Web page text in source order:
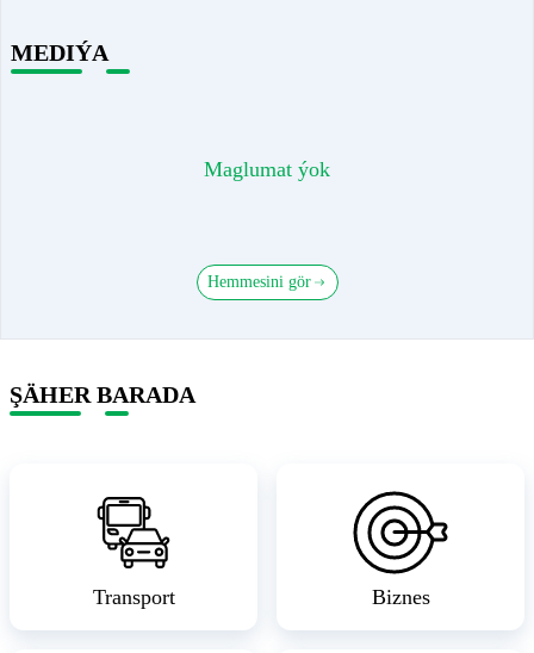
MEDIÝA
Maglumat ýok
Hemmesini gör
ŞÄHER BARADA
Transport Biznes